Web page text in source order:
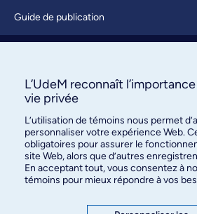
Guide de publication
À propos / Nous joindre
des relations publiques
L’UdeM reconnaît
vie privée
L’utilisation de témoins nous permet
personnaliser votre expérience Web.
obligatoires pour assurer le
site Web, alors que d’autres
En acceptant tout, vous consentez à
témoins pour mieux répondre à vos